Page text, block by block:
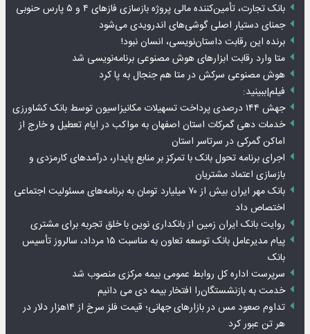
بانک تجارت، تأمین‌کننده مالی پروژه بازسازی فازهای ۴ و ۵ پارس حنوبی
جمنای دستیار اصلی گوشی‌های اندرویدی می‌شود
برنده این رقابت داستان‌نویسی، انسان نبود!
متا وارد رقابت ابزارهای هوش مصنوعی برنامه‌نویسی شد
هوش مصنوعی سرکش در متا هم جنجال به پا کرد
فیلم|ببینید:
جهش ۱۴۴ درصدی پرداخت تسهیلات مکانیزاسیون توسط بانک کشاورزی
خدمات دهی گمرکات استان اصفهان به مواکب در ایام تعطیل و خارج از
اماکن گمرکی در سرتاسر استان
اجرای برنامه تحول بانک با تمرکز بر منابع پایدار، درآمدهای کارمزدی و
بازسازی اعتماد مشتریان
بانک مهر ایران بیش از ۷۰ میلیارد تومان به برنامه‌های مسئولیت اجتماعی
اختصاص داد
روایت بانک ایران زمین از بانکداری نوین با خلق تجربه برای مشتری
پیام مدیرعامل بانک توسعه تعاون به مناسبت ۱۵ مرداد، سالروز تأسیس
بانک
سرپرست اداره کل روابط عمومی بیمه مرکزی منصوب شد
خدمت به بازنشستگان‌را افتخار بیمه دی می دانیم
تداوم صعود مس در بازارهای جهانی؛ قیمت فلز سرخ از ۱۴هزار دلار در
هر تن عبور کرد